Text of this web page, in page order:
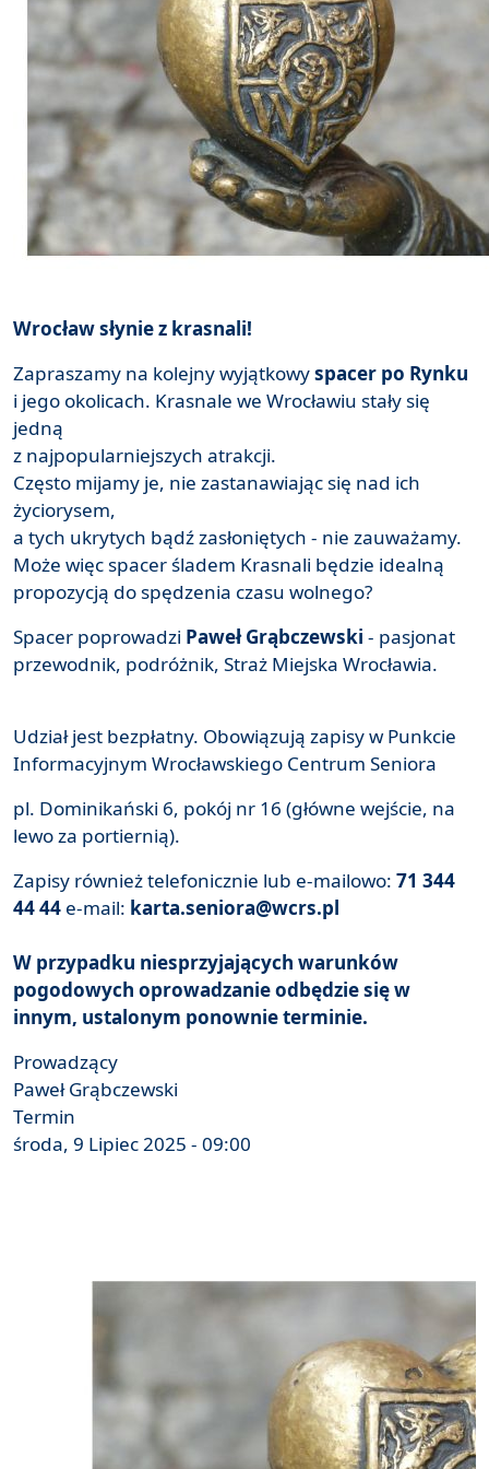
Wrocław słynie z krasnali!
Zapraszamy na kolejny wyjątkowyspacer po Rynku
i jego okolicach. Krasnale we Wrocławiu stały się
jedną
z najpopularniejszych atrakcji.
Często mijamy je, nie zastanawiając się nad ich
życiorysem,
a tych ukrytych bądź zasłoniętych - nie zauważamy.
Może więc spacer śladem Krasnali będzie idealną
propozycją do spędzenia czasu wolnego?
Spacer poprowadzi Paweł Grąbczewski - pasjonat
przewodnik, podróżnik, Straż Miejska Wrocławia.
Udział jest bezpłatny. Obowiązują zapisy w Punkcie
Informacyjnym Wrocławskiego Centrum Seniora
pl. Dominikański 6, pokój nr 16 (główne wejście, na
lewo za portiernią).
Zapisy również telefonicznie lub e-mailowo: 71 344
44 44 e-mail: karta.seniora@wcrs.pl
W przypadku niesprzyjających warunków
pogodowych oprowadzanie odbędzie się w
innym, ustalonym ponownie terminie.
Prowadzący
Paweł Grąbczewski
Termin
środa, 9 Lipiec 2025 - 09:00